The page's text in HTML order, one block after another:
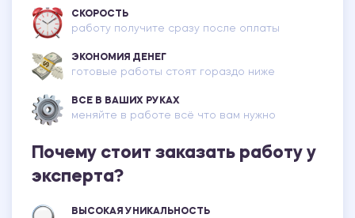
СКОРОСТЬ
работу получите сразу после оплаты
ЭКОНОМИЯ ДЕНЕГ
готовые работы стоят гораздо ниже
ВСЕ В ВАШИХ РУКАХ
меняйте в работе всё что вам нужно
Почему стоит заказать работу у
эксперта?
ВЫСОКАЯ УНИКАЛЬНОСТЬ